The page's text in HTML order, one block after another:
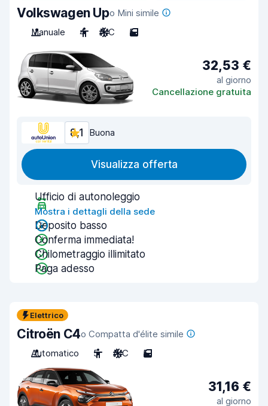
Volkswagen Upo Mini simile
Manuale
4 A/C 5
32,53 €
al giorno
Cancellazione gratuita
8,1 Buona
Visualizza offerta
Ufficio di autonoleggio
Mostra i dettagli della sede
Deposito basso
Conferma immediata!
Chilometraggio illimitato
Paga adesso
Elettrico
Citroën C4o Compatta d'élite simile
Automatico
5 A/C 5
31,16 €
al giorno